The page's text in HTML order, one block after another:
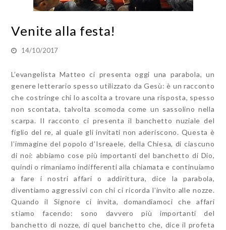
Venite alla festa!
14/10/2017
L’evangelista Matteo ci presenta oggi una parabola, un
genere letterario spesso utilizzato da Gesù: è un racconto
che costringe chi lo ascolta a trovare una risposta, spesso
non scontata, talvolta scomoda come un sassolino nella
scarpa. Il racconto ci presenta il banchetto nuziale del
figlio del re, al quale gli invitati non aderiscono. Questa è
l’immagine del popolo d’Isreaele, della Chiesa, di ciascuno
di noi: abbiamo cose più importanti del banchetto di Dio,
quindi o rimaniamo indifferenti alla chiamata e continuiamo
a fare i nostri affari o addirittura, dice la parabola,
diventiamo aggressivi con chi ci ricorda l’invito alle nozze.
Quando il Signore ci invita, domandiamoci che affari
stiamo facendo: sono davvero più importanti del
banchetto di nozze, di quel banchetto che, dice il profeta